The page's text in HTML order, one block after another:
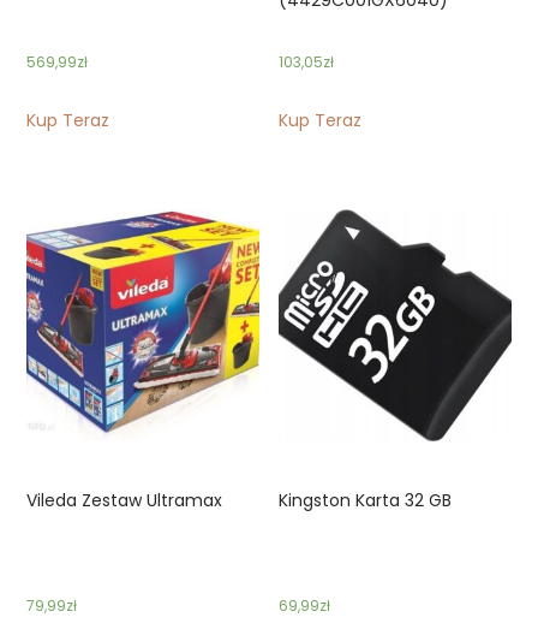
569,99zł
Kup Teraz
103,05zł
Kup Teraz
Vileda Zestaw Ultramax
79,99zł
Kingston Karta 32 GB
69,99zł